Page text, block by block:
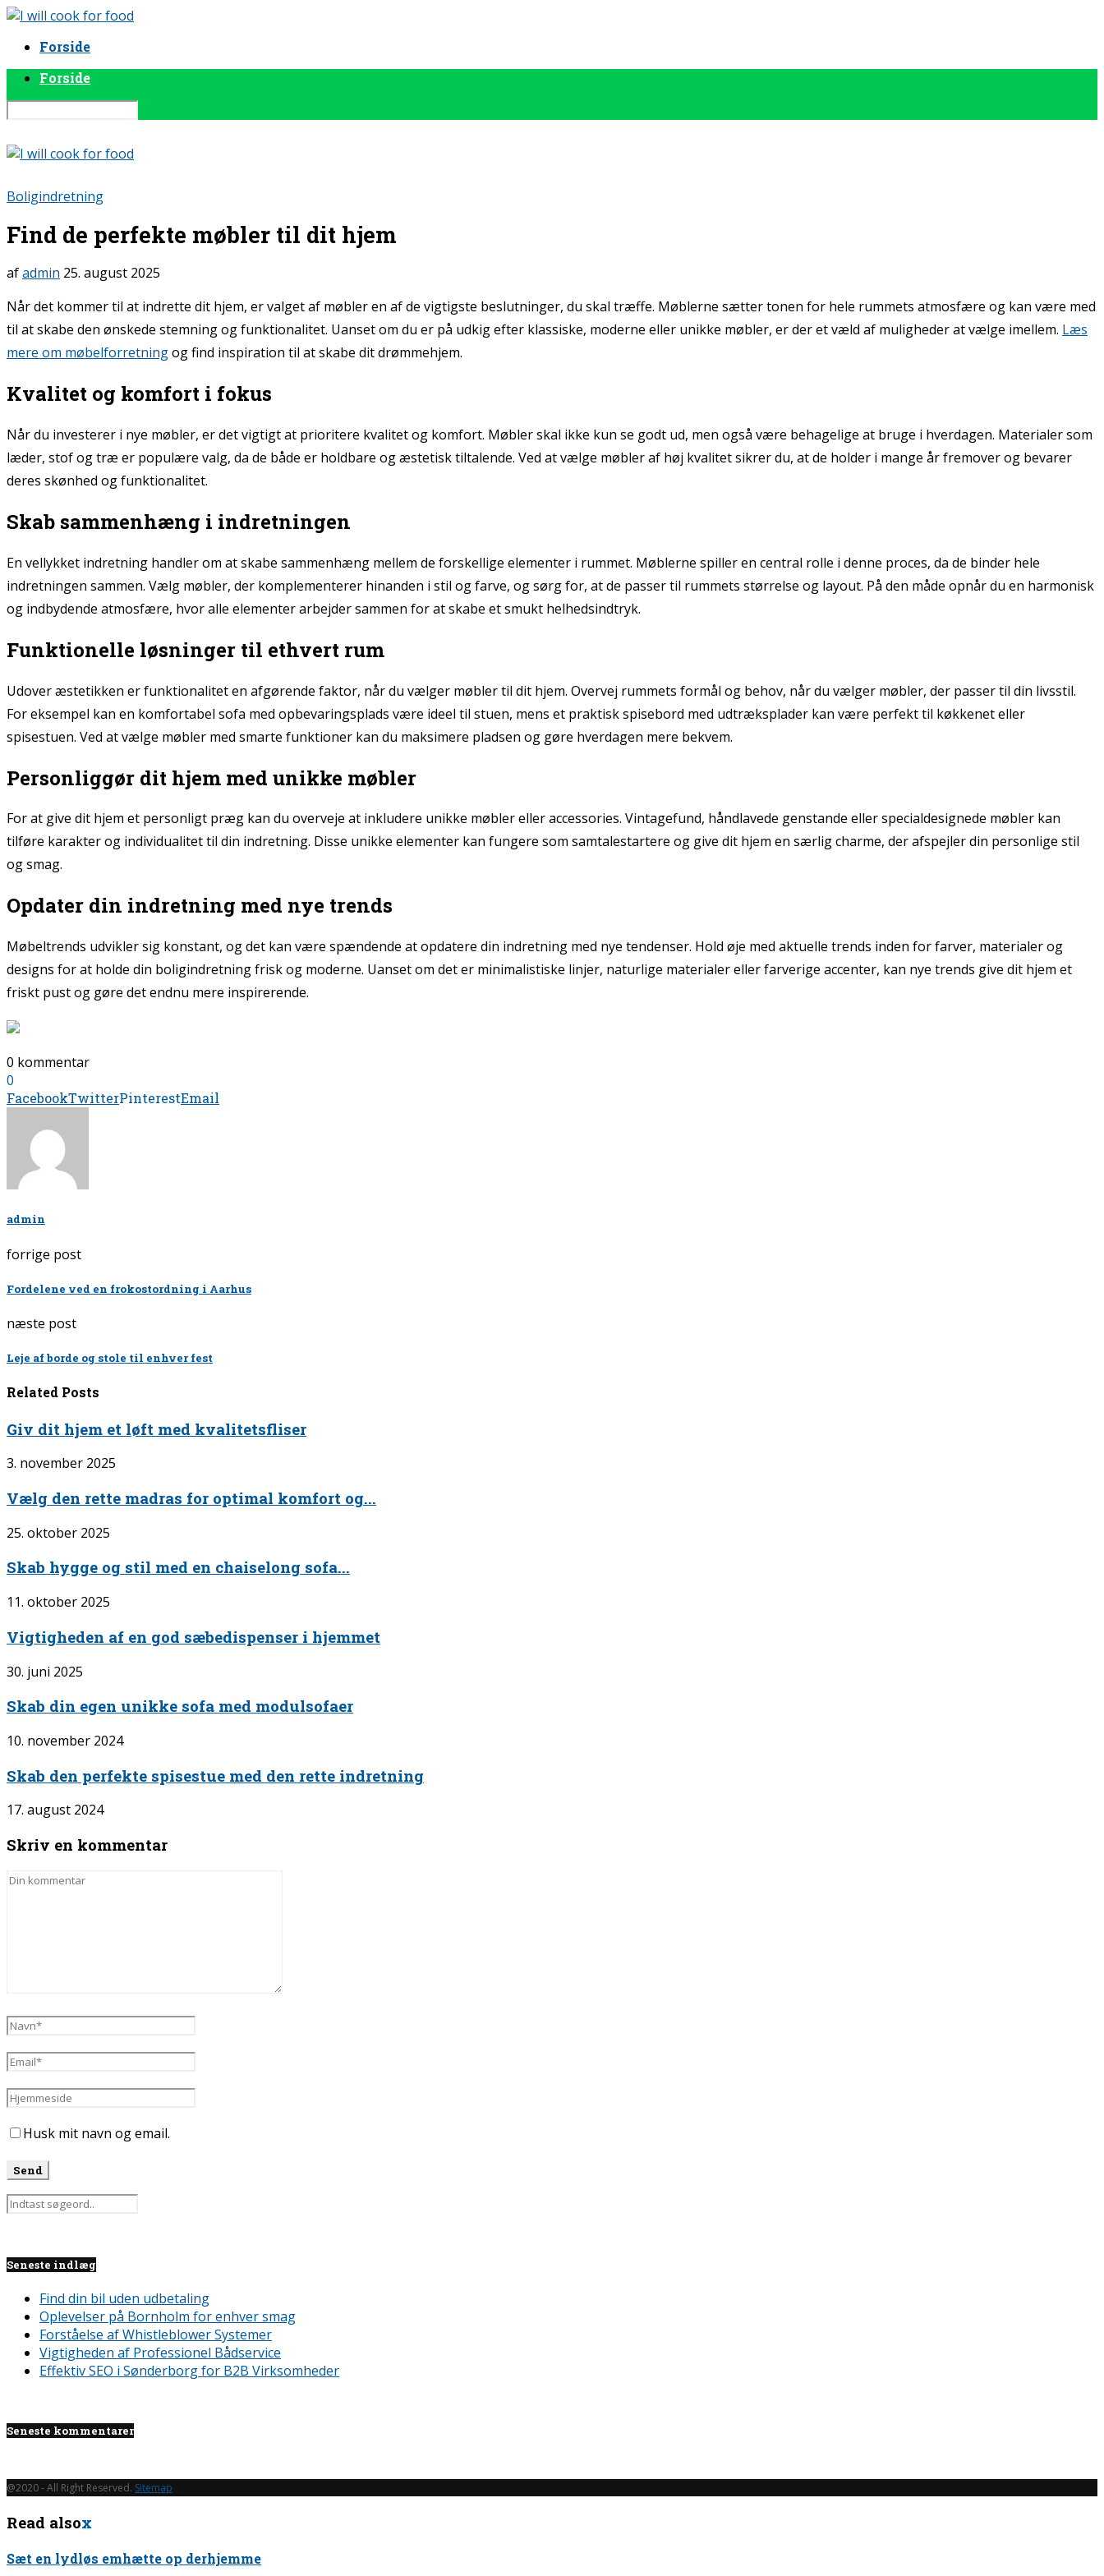
Forside
Forside
Boligindretning
Find de perfekte møbler til dit hjem
afadmin 25. august 2025
Når det kommer til at indrette dit hjem, er valget af møbler en af de vigtigste beslutninger, du skal træffe. Møblerne sætter tonen for hele rummets atmosfære og kan være med
til at skabe den ønskede stemning og funktionalitet. Uanset om du er på udkig efter klassiske, moderne eller unikke møbler, er der et væld af muligheder at vælge imellem. Læs
mere om møbelforretningog find inspiration til at skabe dit drømmehjem.
Kvalitet og komfort i fokus
Når du investerer i nye møbler, er det vigtigt at prioritere kvalitet og komfort. Møbler skal ikke kun se godt ud, men også være behagelige at bruge i hverdagen. Materialer som
læder, stof og træ er populære valg, da de både er holdbare og æstetisk tiltalende. Ved at vælge møbler af høj kvalitet sikrer du, at de holder i mange år fremover og bevarer
deres skønhed og funktionalitet.
Skab sammenhæng i indretningen
En vellykket indretning handler om at skabe sammenhæng mellem de forskellige elementer i rummet. Møblerne spiller en central rolle i denne proces, da de binder hele
indretningen sammen. Vælg møbler, der komplementerer hinanden i stil og farve, og sørg for, at de passer til rummets størrelse og layout. På den måde opnår du en harmonisk
og indbydende atmosfære, hvor alle elementer arbejder sammen for at skabe et smukt helhedsindtryk.
Funktionelle løsninger til ethvert rum
Udover æstetikken er funktionalitet en afgørende faktor, når du vælger møbler til dit hjem. Overvej rummets formål og behov, når du vælger møbler, der passer til din livsstil.
For eksempel kan en komfortabel sofa med opbevaringsplads være ideel til stuen, mens et praktisk spisebord med udtræksplader kan være perfekt til køkkenet eller
spisestuen. Ved at vælge møbler med smarte funktioner kan du maksimere pladsen og gøre hverdagen mere bekvem.
Personliggør dit hjem med unikke møbler
For at give dit hjem et personligt præg kan du overveje at inkludere unikke møbler eller accessories. Vintagefund, håndlavede genstande eller specialdesignede møbler kan
tilføre karakter og individualitet til din indretning. Disse unikke elementer kan fungere som samtalestartere og give dit hjem en særlig charme, der afspejler din personlige stil
og smag.
Opdater din indretning med nye trends
Møbeltrends udvikler sig konstant, og det kan være spændende at opdatere din indretning med nye tendenser. Hold øje med aktuelle trends inden for farver, materialer og
designs for at holde din boligindretning frisk og moderne. Uanset om det er minimalistiske linjer, naturlige materialer eller farverige accenter, kan nye trends give dit hjem et
friskt pust og gøre det endnu mere inspirerende.
0 kommentar
0
FacebookTwitterPinterestEmail
admin
forrige post
Fordelene ved en frokostordning i Aarhus
næste post
Leje af borde og stole til enhver fest
Related Posts
Giv dit hjem et løft med kvalitetsfliser
3. november 2025
Vælg den rette madras for optimal komfort og...
25. oktober 2025
Skab hygge og stil med en chaiselong sofa...
11. oktober 2025
Vigtigheden af en god sæbedispenser i hjemmet
30. juni 2025
Skab din egen unikke sofa med modulsofaer
10. november 2024
Skab den perfekte spisestue med den rette indretning
17. august 2024
Skriv en kommentar
Husk mit navn og email.
Seneste indlæg
Find din bil uden udbetaling
Oplevelser på Bornholm for enhver smag
Forståelse af Whistleblower Systemer
Vigtigheden af Professionel Bådservice
Effektiv SEO i Sønderborg for B2B Virksomheder
Seneste kommentarer
@2020 - All Right Reserved. Sitemap
Read alsox
Sæt en lydløs emhætte op derhjemme